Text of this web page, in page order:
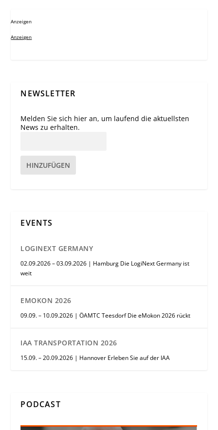
Anzeigen
Anzeigen
NEWSLETTER
Melden Sie sich hier an, um laufend die aktuellsten
News zu erhalten.
HINZUFÜGEN
EVENTS
LOGINEXT GERMANY
02.09.2026 – 03.09.2026 | Hamburg Die LogiNext Germany ist
weit
EMOKON 2026
09.09. – 10.09.2026 | ÖAMTC Teesdorf Die eMokon 2026 rückt
IAA TRANSPORTATION 2026
15.09. – 20.09.2026 | Hannover Erleben Sie auf der IAA
PODCAST